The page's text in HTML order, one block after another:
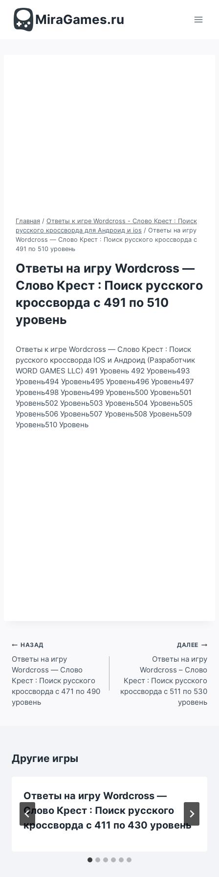
содержимомуMiraGames.ru
Главная / Ответы к игре Wordcross - Слово Крест : Поиск
русского кроссворда для Андроид и ios / Ответы на игру
Wordcross — Слово Крест : Поиск русского кроссворда с
491 по 510 уровень
Ответы на игру Wordcross —
Слово Крест : Поиск русского
кроссворда с 491 по 510
уровень
Ответы к игре Wordcross — Слово Крест : Поиск
русского кроссворда IOS и Андроид (Разработчик
WORD GAMES LLC) 491 Уровень 492 Уровень493
Уровень494 Уровень495 Уровень496 Уровень497
Уровень498 Уровень499 Уровень500 Уровень501
Уровень502 Уровень503 Уровень504 Уровень505
Уровень506 Уровень507 Уровень508 Уровень509
Уровень510 Уровень
Навигация
по
записям
НАЗАД
Ответы на игру
Wordcross — Слово
Крест : Поиск русского
кроссворда с 471 по 490
уровень
ДАЛЕЕ
Ответы на игру
Wordcross – Слово
Крест : Поиск русского
кроссворда с 511 по 530
уровень
Другие игры
Ответы на игру Wordcross —
Слово Крест : Поиск русского
кроссворда с 411 по 430 уровень